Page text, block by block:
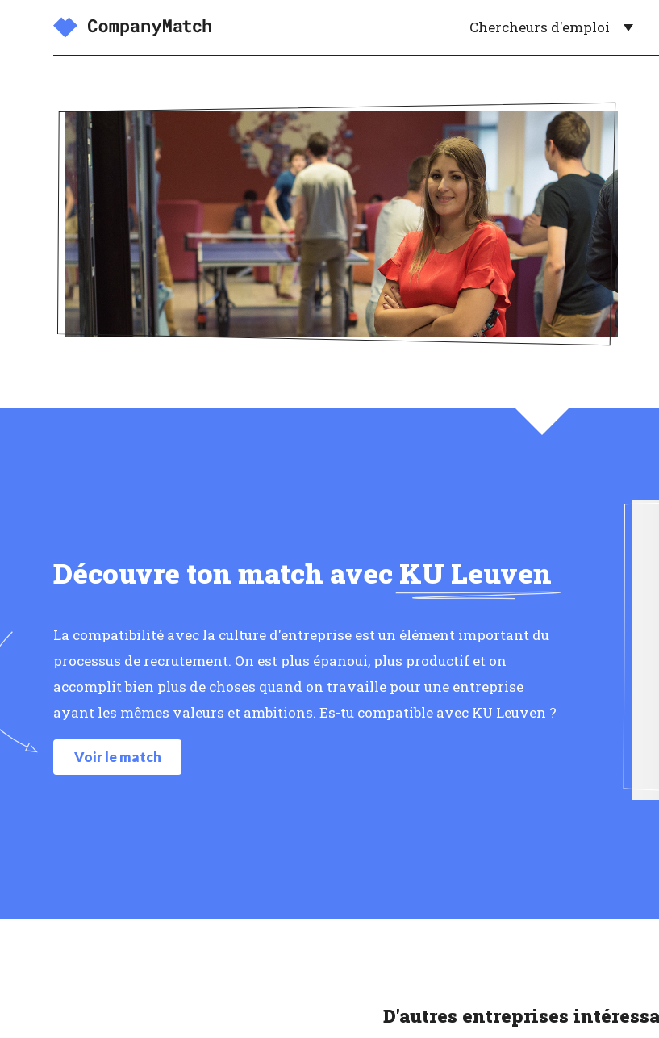
Chercheurs d'emploi
Découvre ton match avec KU Leuven
La compatibilité avec la culture d'entreprise est un élément important du
processus de recrutement. On est plus épanoui, plus productif et on
accomplit bien plus de choses quand on travaille pour une entreprise
ayant les mêmes valeurs et ambitions. Es-tu compatible avec KU Leuven ?
Voir le match
D'autres entreprises